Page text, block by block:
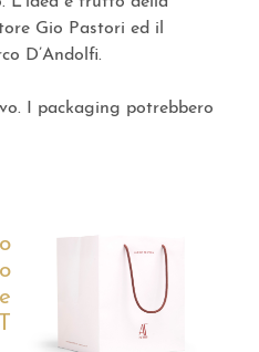
Gio Pastori ed il
D’Andolfi.
I packaging potrebbero